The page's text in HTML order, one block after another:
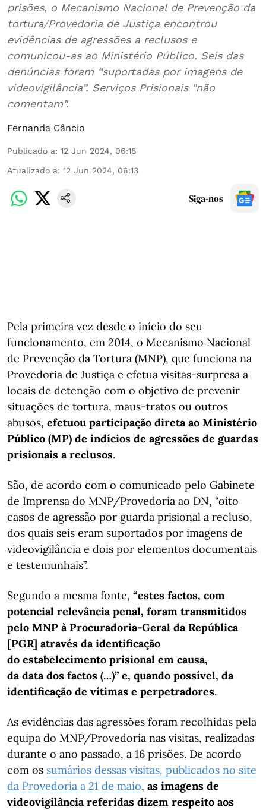
prisões, o Mecanismo Nacional de Prevenção da
tortura/Provedoria de Justiça encontrou
evidências de agressões a reclusos e
comunicou-as ao Ministério Público. Seis das
denúncias foram “suportadas por imagens de
videovigilância”. Serviços Prisionais "não
comentam".
Fernanda Câncio
Publicado a: 12 Jun 2024, 06:18
Atualizado a: 12 Jun 2024, 06:13
Siga-nos
Pela primeira vez desde o início do seu
funcionamento, em 2014, o Mecanismo Nacional
de Prevenção da Tortura (MNP), que funciona na
Provedoria de Justiça e efetua visitas-surpresa a
locais de detenção com o objetivo de prevenir
situações de tortura, maus-tratos ou outros
abusos, efetuou participação direta ao Ministério
Público (MP) de indícios de agressões de guardas
prisionais a reclusos.
São, de acordo com o comunicado pelo Gabinete
de Imprensa do MNP/Provedoria ao DN, “oito
casos de agressão por guarda prisional a recluso,
dos quais seis eram suportados por imagens de
videovigilância e dois por elementos documentais
e testemunhais”.
Segundo a mesma fonte, “estes factos, com
potencial relevância penal, foram transmitidos
pelo MNP à Procuradoria-Geral da República
[PGR] através da identificação
do estabelecimento prisional em causa,
da data dos factos (…)” e, quando possível, da
identificação de vítimas e perpetradores.
As evidências das agressões foram recolhidas pela
equipa do MNP/Provedoria nas visitas, realizadas
durante o ano passado, a 16 prisões. De acordo
com os sumários dessas visitas, publicados no site
da Provedoria a 21 de maio, as imagens de
videovigilância referidas dizem respeito aos